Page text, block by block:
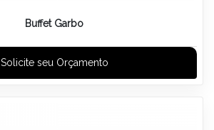
Buffet Garbo
Solicite seu Orçamento